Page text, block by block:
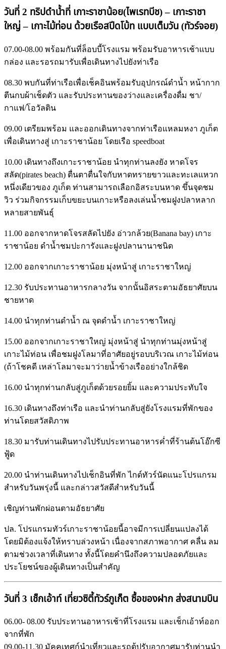
วันที่ 2 ทริปดำน้ำที่ เกาะราชาน้อย(ไพเรทบีช) – เกาะราชา
ใหญ่ – เกาะไม้ท่อน ด้วยเรือสปีดโบ้ท แบบเต็มวัน (ทัวร์จอย)
07.00-08.00 พร้อมกันที่ล็อบบี้โรงแรม พร้อมรับอาหารเช้าแบบ
กล่อง และรอรถมารับเพื่อเดินทางไปยังท่าเรือ
08.30 พบกันที่ท่าเรือเพื่อเช็คอินพร้อมรับอุปกรณ์ดำน้ำ หน้ากาก
ตีนกบผ้าเช็ดตัว และรับประทานของว่างและเครื่องดื่ม ชา/
กาแฟ/โอวัลติน
09.00 เตรียมพร้อม และออกเดินทางจากท่าเรือแหลมหงา ภูเก็ต
เพื่อเดินทางสู่ เกาะราชาน้อย โดยเรือ speedboat
10.00 เดินทางถึงเกาะราชาน้อย นำทุกท่านลงยัง หาดโจร
สลัด(pirates beach) ตื่นตาตื่นใจกับหาดทรายขาวและทะเลแหวก
หนึ่งเดียวของ ภูเก็ต ท่านสามารถเลือกอิสระบนหาด ขึ้นจุดชม
วิว ร่วมกิจกรรมเก็บขยะบนเกาะหรือลงเล่นน้ำชมฝูงปลาหลาก
หลายสายพันธุ์
11.00 ออกจากหาดโจรสลัดไปยัง อ่าวกล้วย(Banana bay) เกาะ
ราชาน้อย ดำน้ำชมปะการังและฝูงปลานานาชนิด
12.00 ออกจากเกาะราชาน้อย มุ่งหน้าสู่ เกาะราชาใหญ่
12.30 รับประทานอาหารกลางวัน จากนั้นอิสระตามอัธยาศัยบน
ชายหาด
14.00 นำทุกท่านดำน้ำ ณ จุดดำน้ำ เกาะราชาใหญ่
15.00 ออกจากเกาะราชาใหญ่ มุ่งหน้าสู่ นำทุกท่านมุ่งหน้าสู่
เกาะไม้ท่อน เพื่อชมฝูงโลมาที่อาศัยอยู่รอบบริเวณ เกาะไม้ท่อน
(ถ้าโชคดี เหล่าโลมาจะมาว่ายน้ำข้างเรืออย่างใกล้ชิด
16.00 นำทุกท่านกลับสู่ภูเก็ตด้วยรอยยิ้ม และความประทับใจ
16.30 เดินทางถึงท่าเรือ และนำท่านกลับสู่ยังโรงแรมที่พักของ
ท่านโดยสวัสดิภาพ
18.30 มารับท่านเดินทางไปรับประทานอาหารค่ำที่ร้านต้นโอ๊กซี
ฟู้ด
20.00 นำท่านเดินทางไปเช็กอินที่พัก ไกด์ทัวร์นัดแนะโปรแกรม
สำหรับวันพรุ่งนี้ และกล่าวสวัสดีสำหรับวันนี้
เชิญท่านพักผ่อนตามอัธยาศัย
ปล. โปรแกรมทัวร์เกาะราชาน้อยนี้อาจมีการเปลี่ยนแปลงได้
โดยมิต้องแจ้งให้ทราบล่วงหน้า เนื่องจากสภาพอากาศ คลื่น ลม
ตามช่วงเวลาที่เดินทาง ทั้งนี้โดยคำนึงถึงความปลอดภัยและ
ประโยชน์ของผู้เดินทางเป็นสำคัญ
วันที่ 3 เช็กเอ้าท์ เที่ยวซิตี้ทัวร์ภูเก็ต ซื้อของฝาก ส่งสนามบิน
06.00- 08.00 รับประทานอาหารเช้าที่โรงแรม และเช็กเอ้าท์ออก
จากที่พัก
09.00-11.30 มัคคุเทศก์นำเที่ยวและรถตู้ปรับอากาศมารับท่านนำ